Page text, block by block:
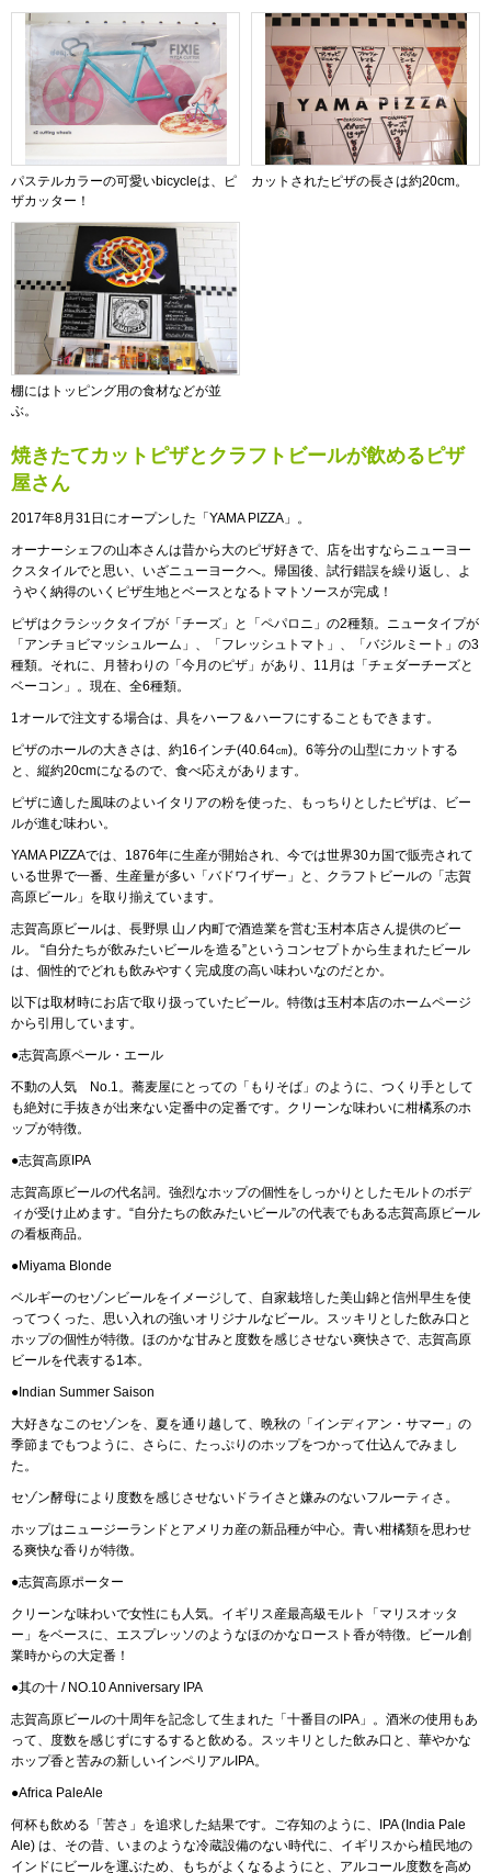
パステルカラーの可愛いbicycleは、ピ
ザカッター！
カットされたピザの長さは約20cm。
棚にはトッピング用の食材などが並
ぶ。
焼きたてカットピザとクラフトビールが飲めるピザ
屋さん
2017年8月31日にオープンした「YAMA PIZZA」。
オーナーシェフの山本さんは昔から大のピザ好きで、店を出すならニューヨー
クスタイルでと思い、いざニューヨークへ。帰国後、試行錯誤を繰り返し、よ
うやく納得のいくピザ生地とベースとなるトマトソースが完成！
ピザはクラシックタイプが「チーズ」と「ペパロニ」の2種類。ニュータイプが
「アンチョビマッシュルーム」、「フレッシュトマト」、「バジルミート」の3
種類。それに、月替わりの「今月のピザ」があり、11月は「チェダーチーズと
ベーコン」。現在、全6種類。
1オールで注文する場合は、具をハーフ＆ハーフにすることもできます。
ピザのホールの大きさは、約16インチ(40.64㎝)。6等分の山型にカットする
と、縦約20cmになるので、食べ応えがあります。
ピザに適した風味のよいイタリアの粉を使った、もっちりとしたピザは、ビー
ルが進む味わい。
YAMA PIZZAでは、1876年に生産が開始され、今では世界30カ国で販売されて
いる世界で一番、生産量が多い「バドワイザー」と、クラフトビールの「志賀
高原ビール」を取り揃えています。
志賀高原ビールは、長野県 山ノ内町で酒造業を営む玉村本店さん提供のビー
ル。 “自分たちが飲みたいビールを造る”というコンセプトから生まれたビール
は、個性的でどれも飲みやすく完成度の高い味わいなのだとか。
以下は取材時にお店で取り扱っていたビール。特徴は玉村本店のホームページ
から引用しています。
●志賀高原ペール・エール
不動の人気 No.1。蕎麦屋にとっての「もりそば」のように、つくり手として
も絶対に手抜きが出来ない定番中の定番です。クリーンな味わいに柑橘系のホ
ップが特徴。
●志賀高原IPA
志賀高原ビールの代名詞。強烈なホップの個性をしっかりとしたモルトのボデ
ィが受け止めます。“自分たちの飲みたいビール”の代表でもある志賀高原ビール
の看板商品。
●Miyama Blonde
ベルギーのセゾンビールをイメージして、自家栽培した美山錦と信州早生を使
ってつくった、思い入れの強いオリジナルなビール。スッキリとした飲み口と
ホップの個性が特徴。ほのかな甘みと度数を感じさせない爽快さで、志賀高原
ビールを代表する1本。
●Indian Summer Saison
大好きなこのセゾンを、夏を通り越して、晩秋の「インディアン・サマー」の
季節までもつように、さらに、たっぷりのホップをつかって仕込んでみまし
た。
セゾン酵母により度数を感じさせないドライさと嫌みのないフルーティさ。
ホップはニュージーランドとアメリカ産の新品種が中心。青い柑橘類を思わせ
る爽快な香りが特徴。
●志賀高原ポーター
クリーンな味わいで女性にも人気。イギリス産最高級モルト「マリスオッタ
ー」をベースに、エスプレッソのようなほのかなロースト香が特徴。ビール創
業時からの大定番！
●其の十 / NO.10 Anniversary IPA
志賀高原ビールの十周年を記念して生まれた「十番目のIPA」。酒米の使用もあ
って、度数を感じずにするすると飲める。スッキリとした飲み口と、華やかな
ホップ香と苦みの新しいインペリアルIPA。
●Africa PaleAle
何杯も飲める「苦さ」を追求した結果です。ご存知のように、IPA (India Pale
Ale) は、その昔、いまのような冷蔵設備のない時代に、イギリスから植民地の
インドにビールを運ぶため、もちがよくなるようにと、アルコール度数を高め